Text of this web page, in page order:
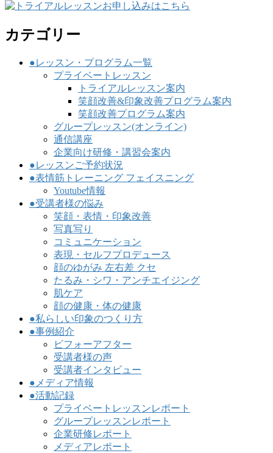
カテゴリー
●レッスン・プログラム一覧
プライベートレッスン
トライアルレッスン案内
笑顔改善&印象改善プログラム案内
笑顔改善プログラム案内
グループレッスン(オンライン)
通信講座
企業向け研修・講習会案内
●レッスンご予約状況
●表情筋トレーニング フェイスニング
Youtube情報
●受講者様の悩み
笑顔・表情・印象改善
写真写り
コミュニケーション
表現・セルフプロデュース
顔のゆがみ 左右差 クセ
たるみ・シワ・アンチエイジング
肌ケア
顔の健康・体の健康
●私らしい印象のつくり方
●事例紹介
ビフォーアフター
受講者様の声
受講者インタビュー
●メディア情報
●活動記録
プライベートレッスンレポート
グループレッスンレポート
企業研修レポート
メディアレポート